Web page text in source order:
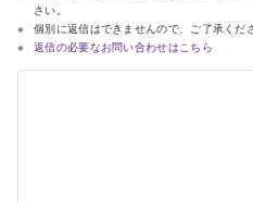
さい。
個別に返信はできませんので、ご了承くださ
返信の必要なお問い合わせはこちら